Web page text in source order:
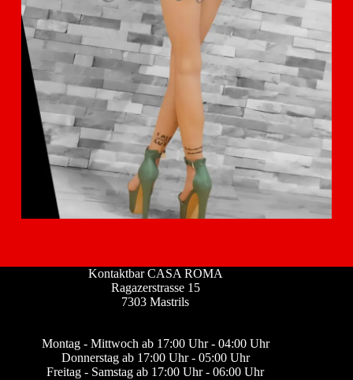
Kontaktbar CASA ROMA
Ragazerstrasse 15
7303 Mastrils
Montag - Mittwoch ab 17:00 Uhr - 04:00 Uhr
Donnerstag ab 17:00 Uhr - 05:00 Uhr
Freitag - Samstag ab 17:00 Uhr - 06:00 Uhr